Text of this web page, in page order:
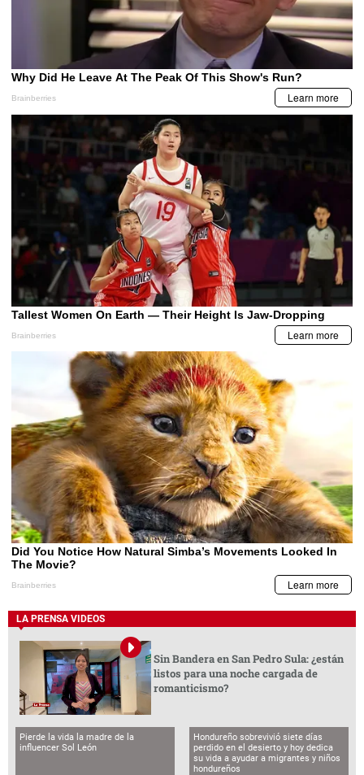
LA PRENSA VIDEOS
Sin Bandera en San Pedro Sula: ¿están
listos para una noche cargada de
romanticismo?
Pierde la vida la madre de la
influencer Sol León
Hondureño sobrevivió siete días
perdido en el desierto y hoy dedica
su vida a ayudar a migrantes y niños
hondureños